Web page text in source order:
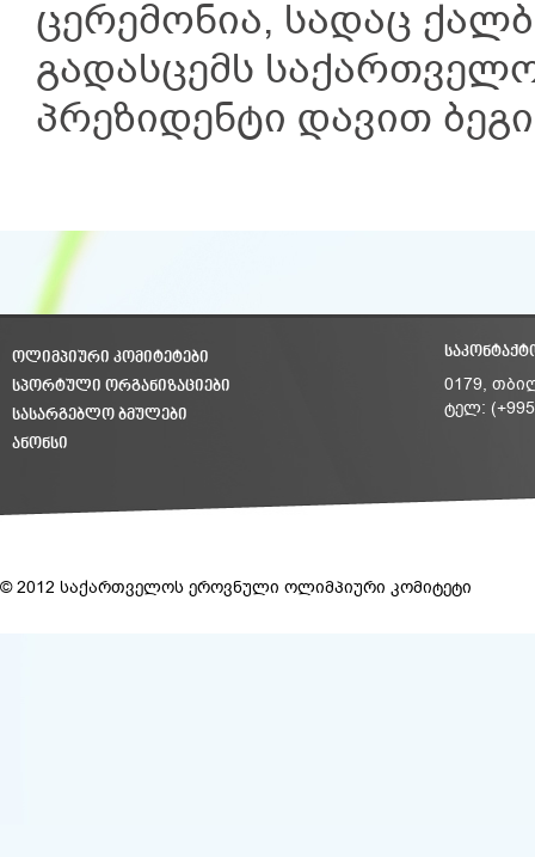
ცერემონია, სადაც
გადასცემს
პრეზიდენტი დავით
ᲝᲚᲘᲛᲞᲘᲣᲠᲘ ᲙᲝᲛᲘᲢᲔᲢᲔᲑᲘ
ᲡᲞᲝᲠᲢᲣᲚᲘ ᲝᲠᲒᲐᲜᲘᲖᲐᲪᲘᲔᲑᲘ
ᲡᲐᲡᲐᲠᲒᲔᲑᲚᲝ ᲑᲛᲣᲚᲔᲑᲘ
ᲐᲜᲝᲜᲡᲘ
0179,
ტელ: (+995
© 2012 საქართველოს ეროვნული ოლიმპიური კომიტეტი